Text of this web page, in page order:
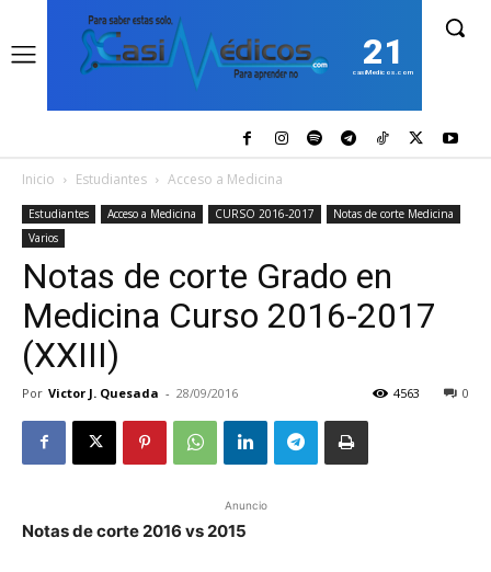
21
casiMedicos.com
Inicio Estudiantes Acceso a Medicina
Estudiantes Acceso a Medicina CURSO 2016-2017
Notas de corte Medicina
Varios
Notas de corte Grado en
Medicina Curso 2016-2017
(XXIII)
Por Victor J. Quesada - 28/09/2016 0
4563
Anuncio
Notas de corte 2016 vs 2015